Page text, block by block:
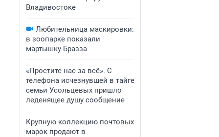
Владивостоке
Любительница маскировки:
в зоопарке показали
мартышку Бразза
«Простите нас за всё». С
телефона исчезнувшей в тайге
семьи Усольцевых пришло
леденящее душу сообщение
Крупную коллекцию почтовых
марок продают в